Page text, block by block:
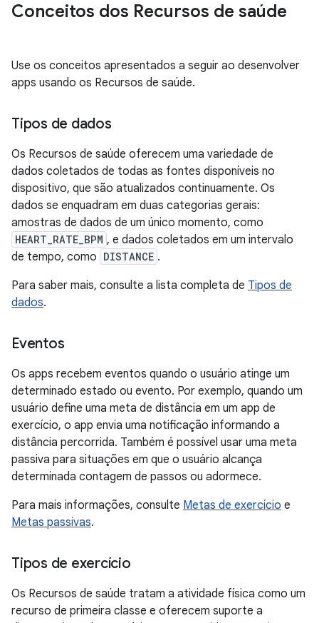
Conceitos dos Recursos de saúde
Use os conceitos apresentados a seguir ao desenvolver
apps usando os Recursos de saúde.
Tipos de dados
Os Recursos de saúde oferecem uma variedade de
dados coletados de todas as fontes disponíveis no
dispositivo, que são atualizados continuamente. Os
dados se enquadram em duas categorias gerais:
amostras de dados de um único momento, como
HEART_RATE_BPM , e dados coletados em um intervalo
de tempo, como DISTANCE .
Para saber mais, consulte a lista completa de Tipos de
dados.
Eventos
Os apps recebem eventos quando o usuário atinge um
determinado estado ou evento. Por exemplo, quando um
usuário define uma meta de distância em um app de
exercício, o app envia uma notificação informando a
distância percorrida. Também é possível usar uma meta
passiva para situações em que o usuário alcança
determinada contagem de passos ou adormece.
Para mais informações, consulte Metas de exercício e
Metas passivas.
Tipos de exercício
Os Recursos de saúde tratam a atividade física como um
recurso de primeira classe e oferecem suporte a